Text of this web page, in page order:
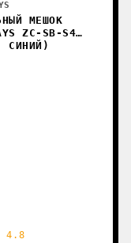
МЕШОК
ZC-SB-S4
СИНИЙ)
4.8